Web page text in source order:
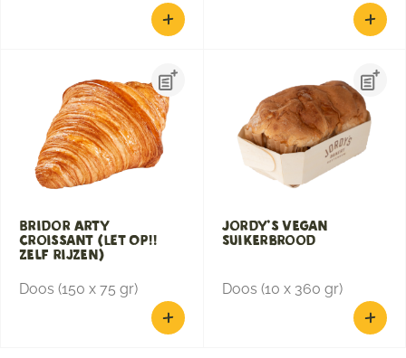
Bridor Arty
Croissant (LET OP!!
zelf rijzen)
Doos (150 x 75 gr)
Jordy’s Vegan
Suikerbrood
Doos (10 x 360 gr)